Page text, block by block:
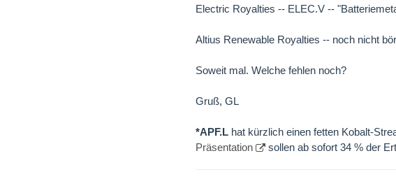
Electric Royalties -- ELEC.V --
Altius Renewable Royalties -- noch nicht
Soweit mal. Welche fehlen noch?
Gruß, GL
*APF.L hat kürzlich einen fetten Kobalt-
Präsentation
sollen ab sofort 34 % der